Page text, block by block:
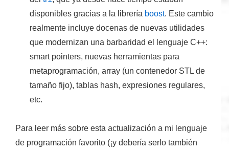
disponibles gracias a la librería boost. Este cambio
realmente incluye docenas de nuevas utilidades
que modernizan una barbaridad el lenguaje C++:
smart pointers, nuevas herramientas para
metaprogramación, array (un contenedor STL de
tamaño fijo), tablas hash, expresiones regulares,
etc.
Para leer más sobre esta actualización a mi lenguaje
de programación favorito (¡y debería serlo también